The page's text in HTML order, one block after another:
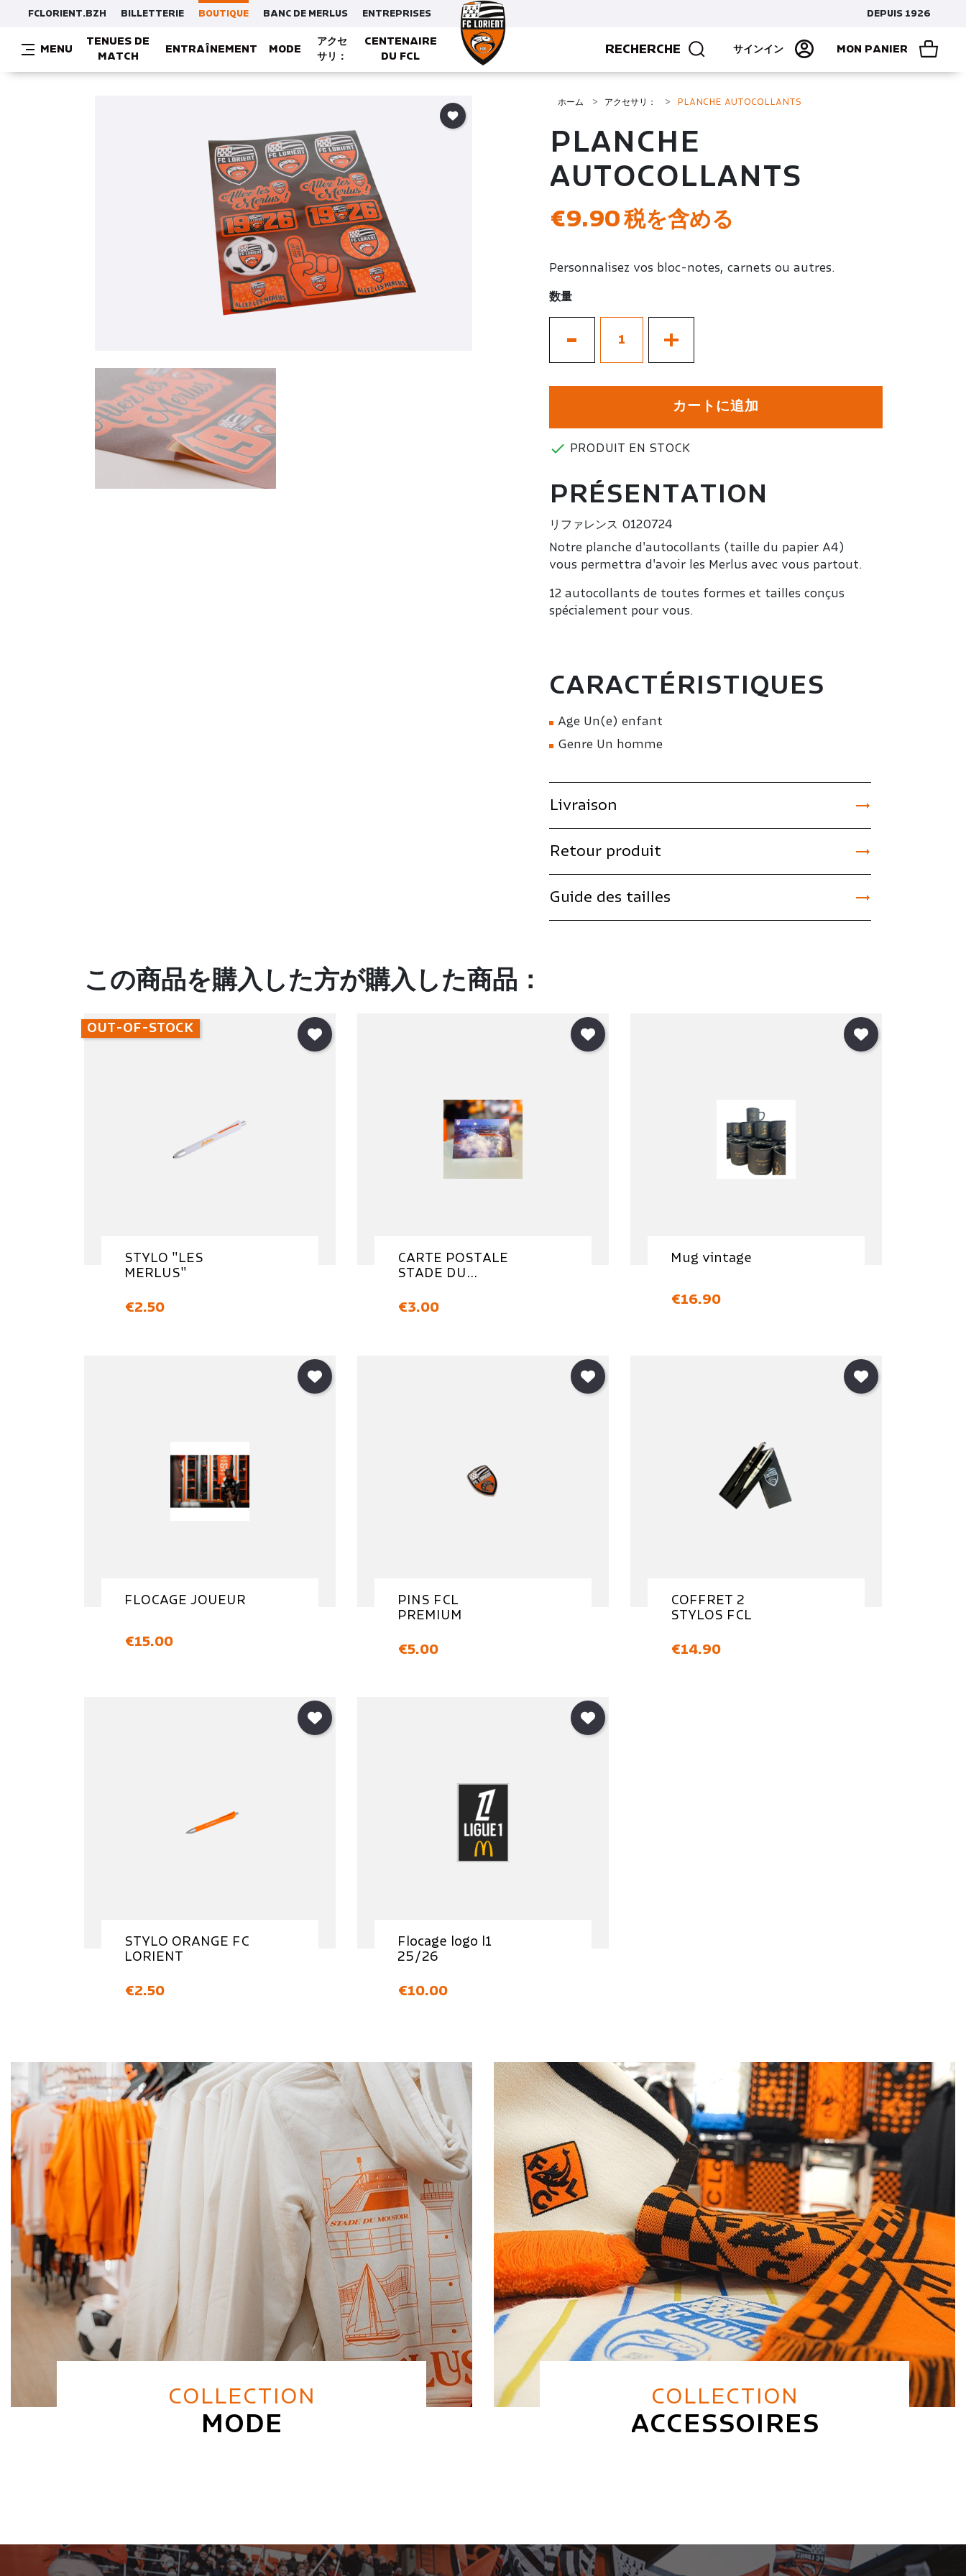
FCLORIENT.BZH BILLETTERIE BOUTIQUE BANC DE MERLUS ENTREPRISES DEPUIS 1926
MENU
TENUES DE
MATCH
ENTRAÎNEMENT MODE
アクセ
サリ：
CENTENAIRE
DU FCL
RECHERCHE サインイン MON PANIER
ホーム アクセサリ： PLANCHE AUTOCOLLANTS
PLANCHE
AUTOCOLLANTS
€9.90 税を含める
Personnalisez vos bloc-notes, carnets ou autres.
数量
- +
カートに追加
 PRODUIT EN STOCK
PRÉSENTATION
リファレンス 0120724
Notre planche d'autocollants (taille du papier A4)
vous permettra d'avoir les Merlus avec vous partout.
12 autocollants de toutes formes et tailles conçus
spécialement pour vous.
CARACTÉRISTIQUES
Age Un(e) enfant
Genre Un homme
Livraison 
Retour produit 
Guide des tailles 
この商品を購入した方が購入した商品：
STYLO "LES
MERLUS"
価格
€2.50
OUT-OF-STOCK
CARTE POSTALE
STADE DU...
価格
€3.00
Mug vintage
価格
€16.90
FLOCAGE JOUEUR
価格
€15.00
PINS FCL
PREMIUM
価格
€5.00
COFFRET 2
STYLOS FCL
価格
€14.90
STYLO ORANGE FC
LORIENT
価格
€2.50
Flocage logo l1
25/26
価格
€10.00
COLLECTION
MODE
COLLECTION
ACCESSOIRES